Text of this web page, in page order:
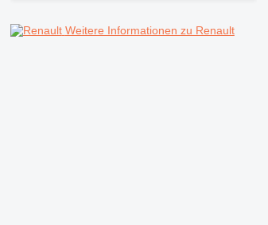
Weitere Informationen zu Renault